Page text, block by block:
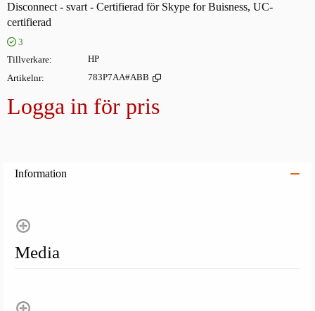
Disconnect - svart - Certifierad för Skype for Buisness, UC-
certifierad
3
Tillverkare HP
Artikelnr 783P7AA#ABB
Logga in för pris
Information
Media